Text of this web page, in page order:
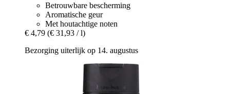
Betrouwbare bescherming
Aromatische geur
Met houtachtige noten
€ 4,79 (€ 31,93 / l)
Bezorging uiterlijk op 14. augustus